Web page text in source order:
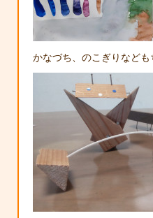
かなづち、のこぎりなど